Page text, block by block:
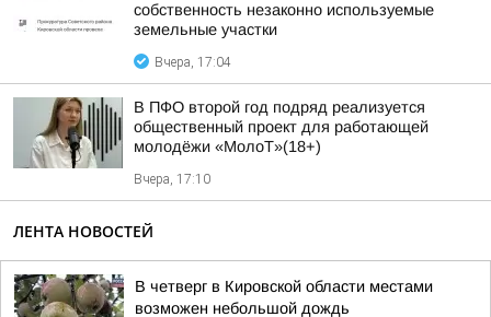
собственность незаконно используемые
земельные участки
Вчера, 17:04
В ПФО второй год подряд реализуется
общественный проект для работающей
молодёжи «МолоТ»(18+)
Вчера, 17:10
ЛЕНТА НОВОСТЕЙ
В четверг в Кировской области местами
возможен небольшой дождь